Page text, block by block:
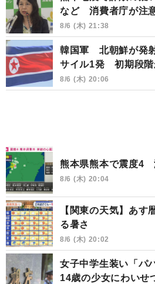
など 消費者庁が注
8/6 (木) 21:38
韓国軍 北朝鮮が発
サイル1発 初期段階
8/6 (木) 20:06
熊本県熊本で震度4
8/6 (木) 20:04
【関東の天気】あ
る暑さ
8/6 (木) 20:02
女子中学生装い「
14歳の少女にわいせ